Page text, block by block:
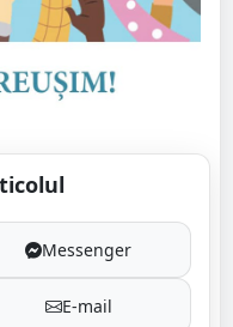
Messenger
E-mail